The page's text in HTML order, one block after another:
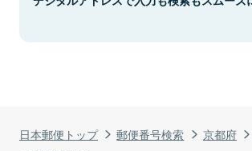
日本郵便トップ 郵便番号検索 京都府